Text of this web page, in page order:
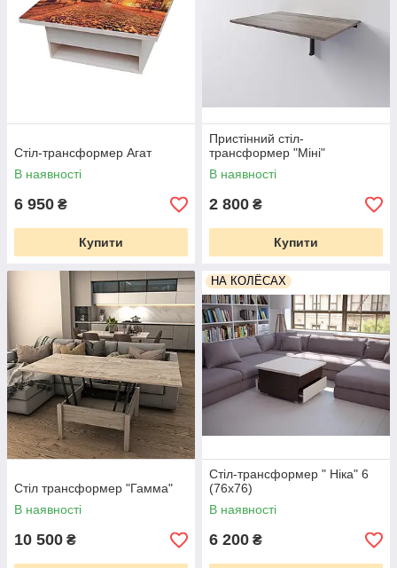
Стіл-трансформер Агат
В наявності
6 950 ₴
Купити
Пристінний стіл-
трансформер "Міні"
В наявності
2 800 ₴
Купити
Стіл трансформер "Гамма"
В наявності
10 500 ₴
НА КОЛЁСАХ
Стіл-трансформер " Ніка" 6
(76х76)
В наявності
6 200 ₴